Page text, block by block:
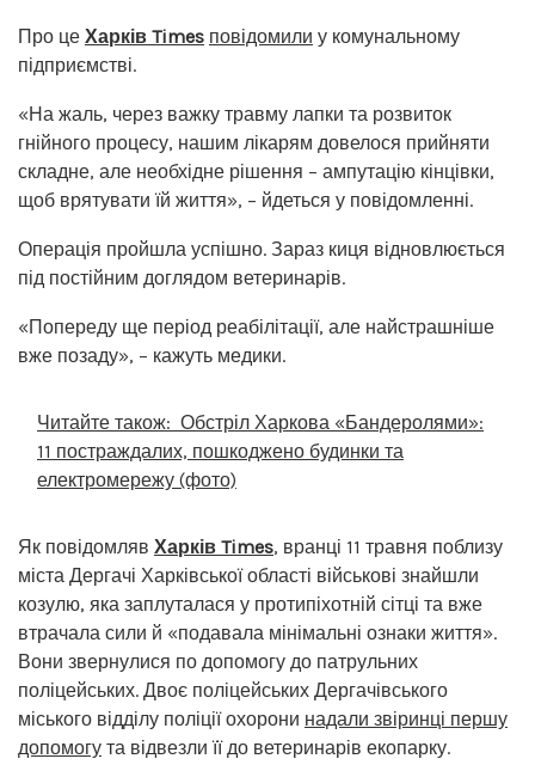
Про це Харків Times повідомили у комунальному
підприємстві.
«На жаль, через важку травму лапки та розвиток
гнійного процесу, нашим лікарям довелося прийняти
складне, але необхідне рішення – ампутацію кінцівки,
щоб врятувати їй життя», – йдеться у повідомленні.
Операція пройшла успішно. Зараз киця відновлюється
під постійним доглядом ветеринарів.
«Попереду ще період реабілітації, але найстрашніше
вже позаду», – кажуть медики.
Читайте також: Обстріл Харкова «Бандеролями»:
11 постраждалих, пошкоджено будинки та
електромережу (фото)
Як повідомляв Харків Times, вранці 11 травня поблизу
міста Дергачі Харківської області військові знайшли
козулю, яка заплуталася у протипіхотній сітці та вже
втрачала сили й «подавала мінімальні ознаки життя».
Вони звернулися по допомогу до патрульних
поліцейських. Двоє поліцейських Дергачівського
міського відділу поліції охорони надали звіринці першу
допомогу та відвезли її до ветеринарів екопарку.